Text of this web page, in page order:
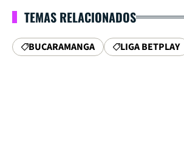
TEMAS RELACIONADOS
BUCARAMANGA LIGA BETPLAY